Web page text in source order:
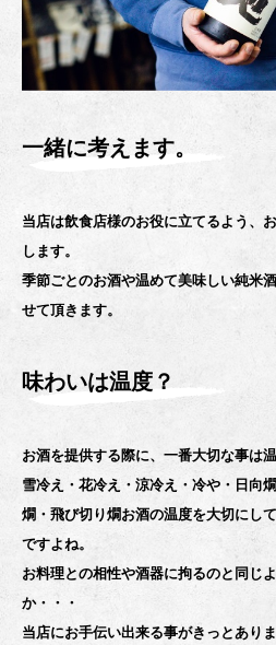
一緒に考えます。
当店は飲食店様のお役に立てるよう、
します。
季節ごとのお酒や温めて美味しい純米
せて頂きます。
味わいは温度？
お酒を提供する際に、一番大切な事は
雪冷え・花冷え・涼冷え・冷や・日向
燗・飛び切り燗お酒の温度を大切にし
ですよね。
お料理との相性や酒器に拘るのと同じ
か・・・
当店にお手伝い出来る事がきっとあり